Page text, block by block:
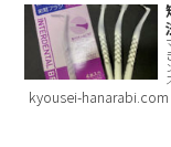
kyousei-hanarabi.com